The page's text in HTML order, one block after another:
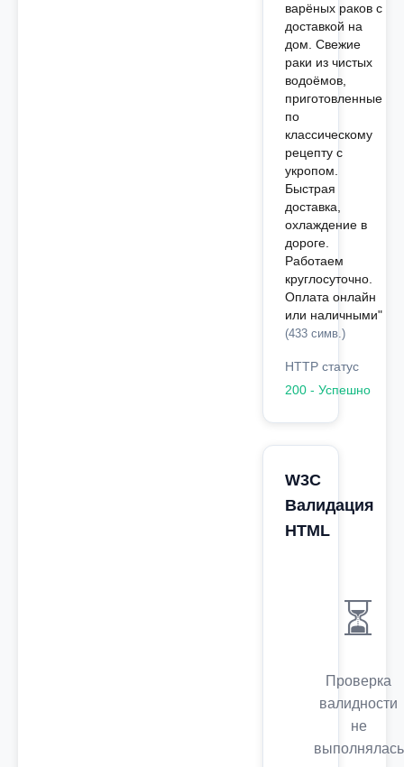
варёных раков с
доставкой на
дом. Свежие
раки из чистых
водоёмов,
приготовленные
по
классическому
рецепту с
укропом.
Быстрая
доставка,
охлаждение в
дороге.
Работаем
круглосуточно.
Оплата онлайн
или наличными"
(433 симв.)
HTTP статус
200 - Успешно
W3C
Валидация
HTML
⏳
Проверка
валидности
не
выполнялась